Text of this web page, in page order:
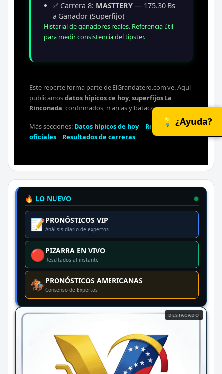
✅ Carrera 8: MASTTERY — 175.30 Bs
a Ganador (Superfijo)
Historial de ganadores reales. Referencia útil
para medir consistencia del tipster.
Este reporte forma parte de ElGrandatero.com.ve. Aquí
publicamosdatos hípicos de hoy,superfijos La
Rinconada, confirmados, marcas y batacazos.
Más secciones: Datos hípicos de hoy| Retirados
oficiales | Resultados de carreras
🔥 LO NUEVO
📝PRONÓSTICOS VIP
Análisis diario de expertos
🔴PIZARRA EN VIVO
Resultados al instante
🏇PRONÓSTICOS AMERICANAS
Consenso de Expertos
DESTACADO
💡 ¿Ayuda?